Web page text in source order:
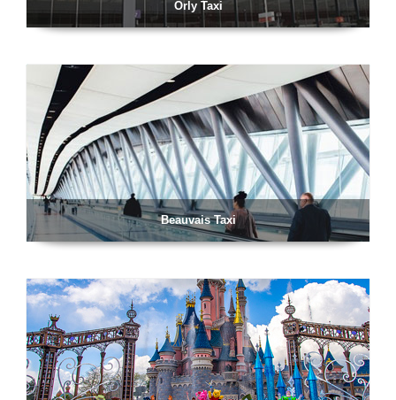
Orly Taxi
Beauvais Taxi